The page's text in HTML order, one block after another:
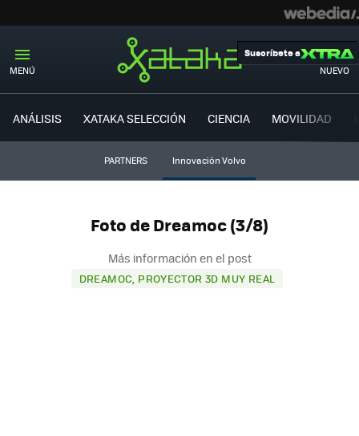
MENÚ NUEVO
Suscríbete a
ANÁLISIS XATAKA SELECCIÓN CIENCIA MOVILIDAD
PARTNERS Innovación Volvo
Foto de Dreamoc (3/8)
Más información en el post
DREAMOC, PROYECTOR 3D MUY REAL